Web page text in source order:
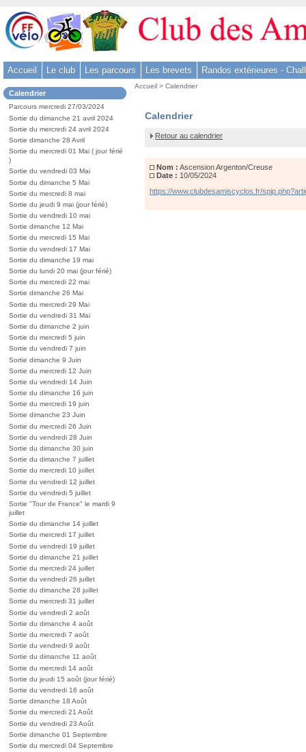
Aller
au
contenu
Aller
menu
-
Aller
à
la
recherche
Accueil Le club Les parcours Les brevets Randos extérieures -
Dans
la
rubrique
:
Calendrier
Parcours mercredi 27/03/2024
Sortie du dimanche 21 avril 2024
Sortie du mercredi 24 avril 2024
Sortie dimanche 28 Avril
Sortie du mercredi 01 Mai ( jour férié
)
Sortie du vendredi 03 Mai
Sortie du dimanche 5 Mai
Sortie du mercredi 8 mai
Sortie du jeudi 9 mai (jour férié)
Sortie du vendredi 10 mai
Sortie dimanche 12 Mai
Sortie du mercredi 15 Mai
Sortie du vendredi 17 Mai
Sortie du dimanche 19 mai
Sortie du lundi 20 mai (jour férié)
Sortie du mercredi 22 mai
Sortie dimanche 26 Mai
Sortie du mercredi 29 Mai
Sortie du vendredi 31 Mai
Sortie du dimanche 2 juin
Sortie du mercredi 5 juin
Sortie du vendredi 7 juin
Sortie dimanche 9 Juin
Sortie du mercredi 12 Juin
Sortie du vendredi 14 Juin
Sortie du dimanche 16 juin
Sortie du mercredi 19 juin
Sortie dimanche 23 Juin
Sortie du mercredi 26 Juin
Sortie du vendredi 28 Juin
Sortie du dimanche 30 juin
Sortie du dimanche 7 juillet
Sortie du mercredi 10 juillet
Sortie du vendredi 12 juillet
Sortie du vendredi 5 juillet
Sortie "Tour de France" le mardi 9
juillet
Sortie du dimanche 14 juillet
Sortie du mercredi 17 juillet
Sortie du vendredi 19 juillet
Sortie du dimanche 21 juillet
Sortie du mercredi 24 juillet
Sortie du vendredi 26 juillet
Sortie du dimanche 28 juillet
Sortie du mercredi 31 juillet
Sortie du vendredi 2 août
Sortie du dimanche 4 août
Sortie du mercredi 7 août
Sortie du vendredi 9 août
Sortie du dimanche 11 août
Sortie du mercredi 14 août
Sortie du jeudi 15 août (jour férié)
Sortie du vendredi 16 août
Sortie dimanche 18 Août
Sortie du mercredi 21 Août
Sortie du vendredi 23 Août
Sortie dimanche 01 Septembre
Sortie du mercredi 04 Septembre
Vous
Accueil >Calendrier
Ascension
Calendrier
Retour au calendrier
Nom : Ascension Argenton/Creuse
Date : 10/05/2024
https://www.clubdesamiscyclos.fr/